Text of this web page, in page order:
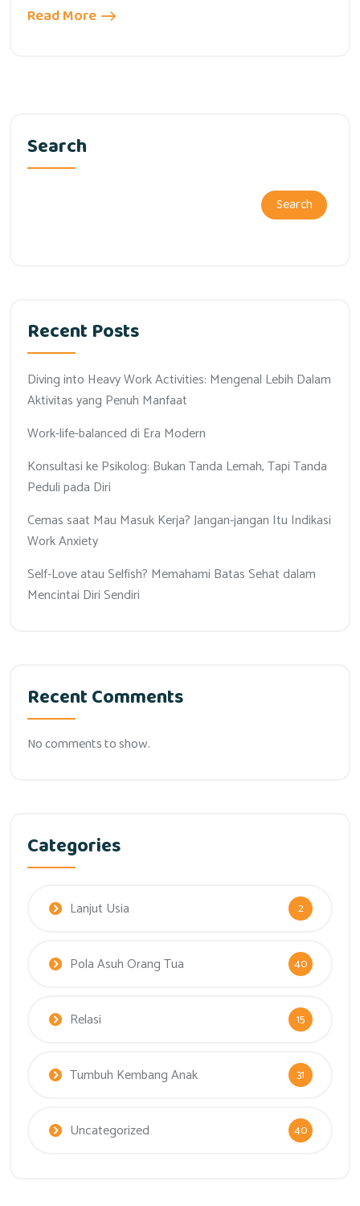
Read More
Search
Search
Recent Posts
Diving into Heavy Work Activities: Mengenal Lebih Dalam
Aktivitas yang Penuh Manfaat
Work-life-balanced di Era Modern
Konsultasi ke Psikolog: Bukan Tanda Lemah, Tapi Tanda
Peduli pada Diri
Cemas saat Mau Masuk Kerja? Jangan-jangan Itu Indikasi
Work Anxiety
Self-Love atau Selfish? Memahami Batas Sehat dalam
Mencintai Diri Sendiri
Recent Comments
No comments to show.
Categories
Lanjut Usia 2
Pola Asuh Orang Tua 40
Relasi 15
Tumbuh Kembang Anak 31
Uncategorized 40